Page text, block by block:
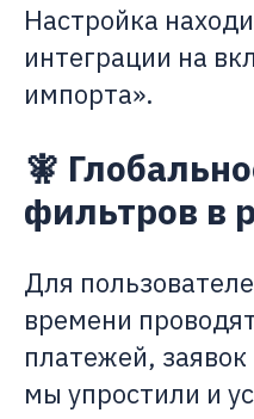
Настройка
интеграции на
импорта».
🧚
фильтров в
Для
времени
платежей,
мы упростили и